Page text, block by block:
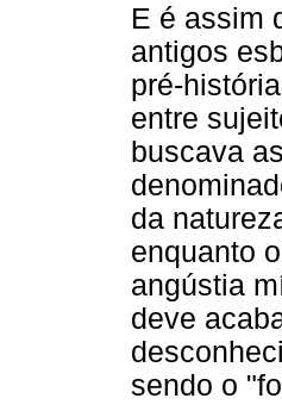
E é assim
antigos
pré-
entre
buscava
da
enquanto
angústia
deve
sendo o